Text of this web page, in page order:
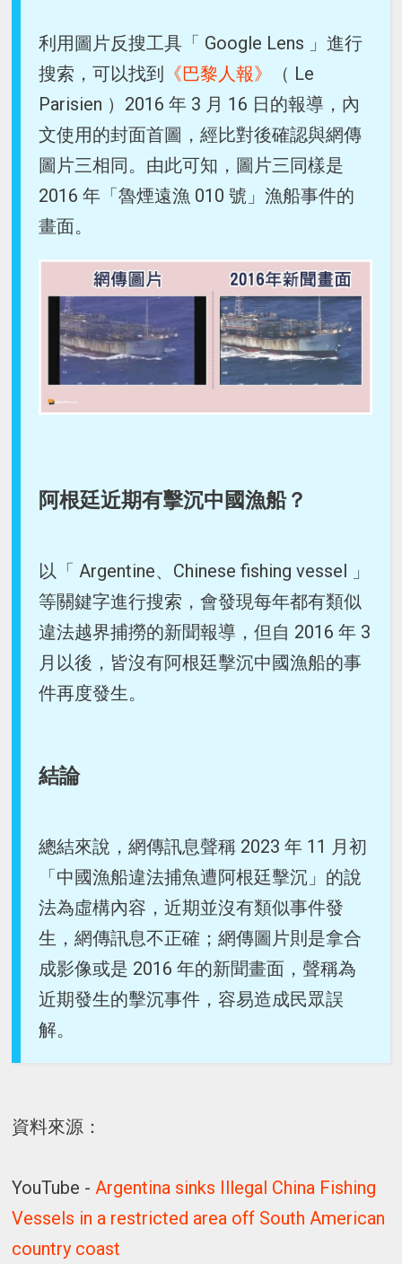
利用圖片反搜工具「 Google Lens 」進行
搜索，可以找到
《巴黎人報》
（ Le
Parisien ）2016 年 3 月 16 日的報導，內
文使用的封面首圖，經比對後確認與網傳
圖片三相同。由此可知，圖片三同樣是
2016 年「魯煙遠漁 010 號」漁船事件的
畫面。
阿根廷近期有擊沉中國漁船？
以「 Argentine、Chinese fishing vessel 」
等關鍵字進行搜索，會發現每年都有類似
違法越界捕撈的新聞報導，但自 2016 年 3
月以後，皆沒有阿根廷擊沉中國漁船的事
件再度發生。
結論
總結來說，網傳訊息聲稱 2023 年 11 月初
「中國漁船違法捕魚遭阿根廷擊沉」的說
法為虛構內容，近期並沒有類似事件發
生，網傳訊息不正確；網傳圖片則是拿合
成影像或是 2016 年的新聞畫面，聲稱為
近期發生的擊沉事件，容易造成民眾誤
解。
資料來源：
YouTube -Argentina sinks Illegal China Fishing
Vessels in a restricted area off South American
country coast